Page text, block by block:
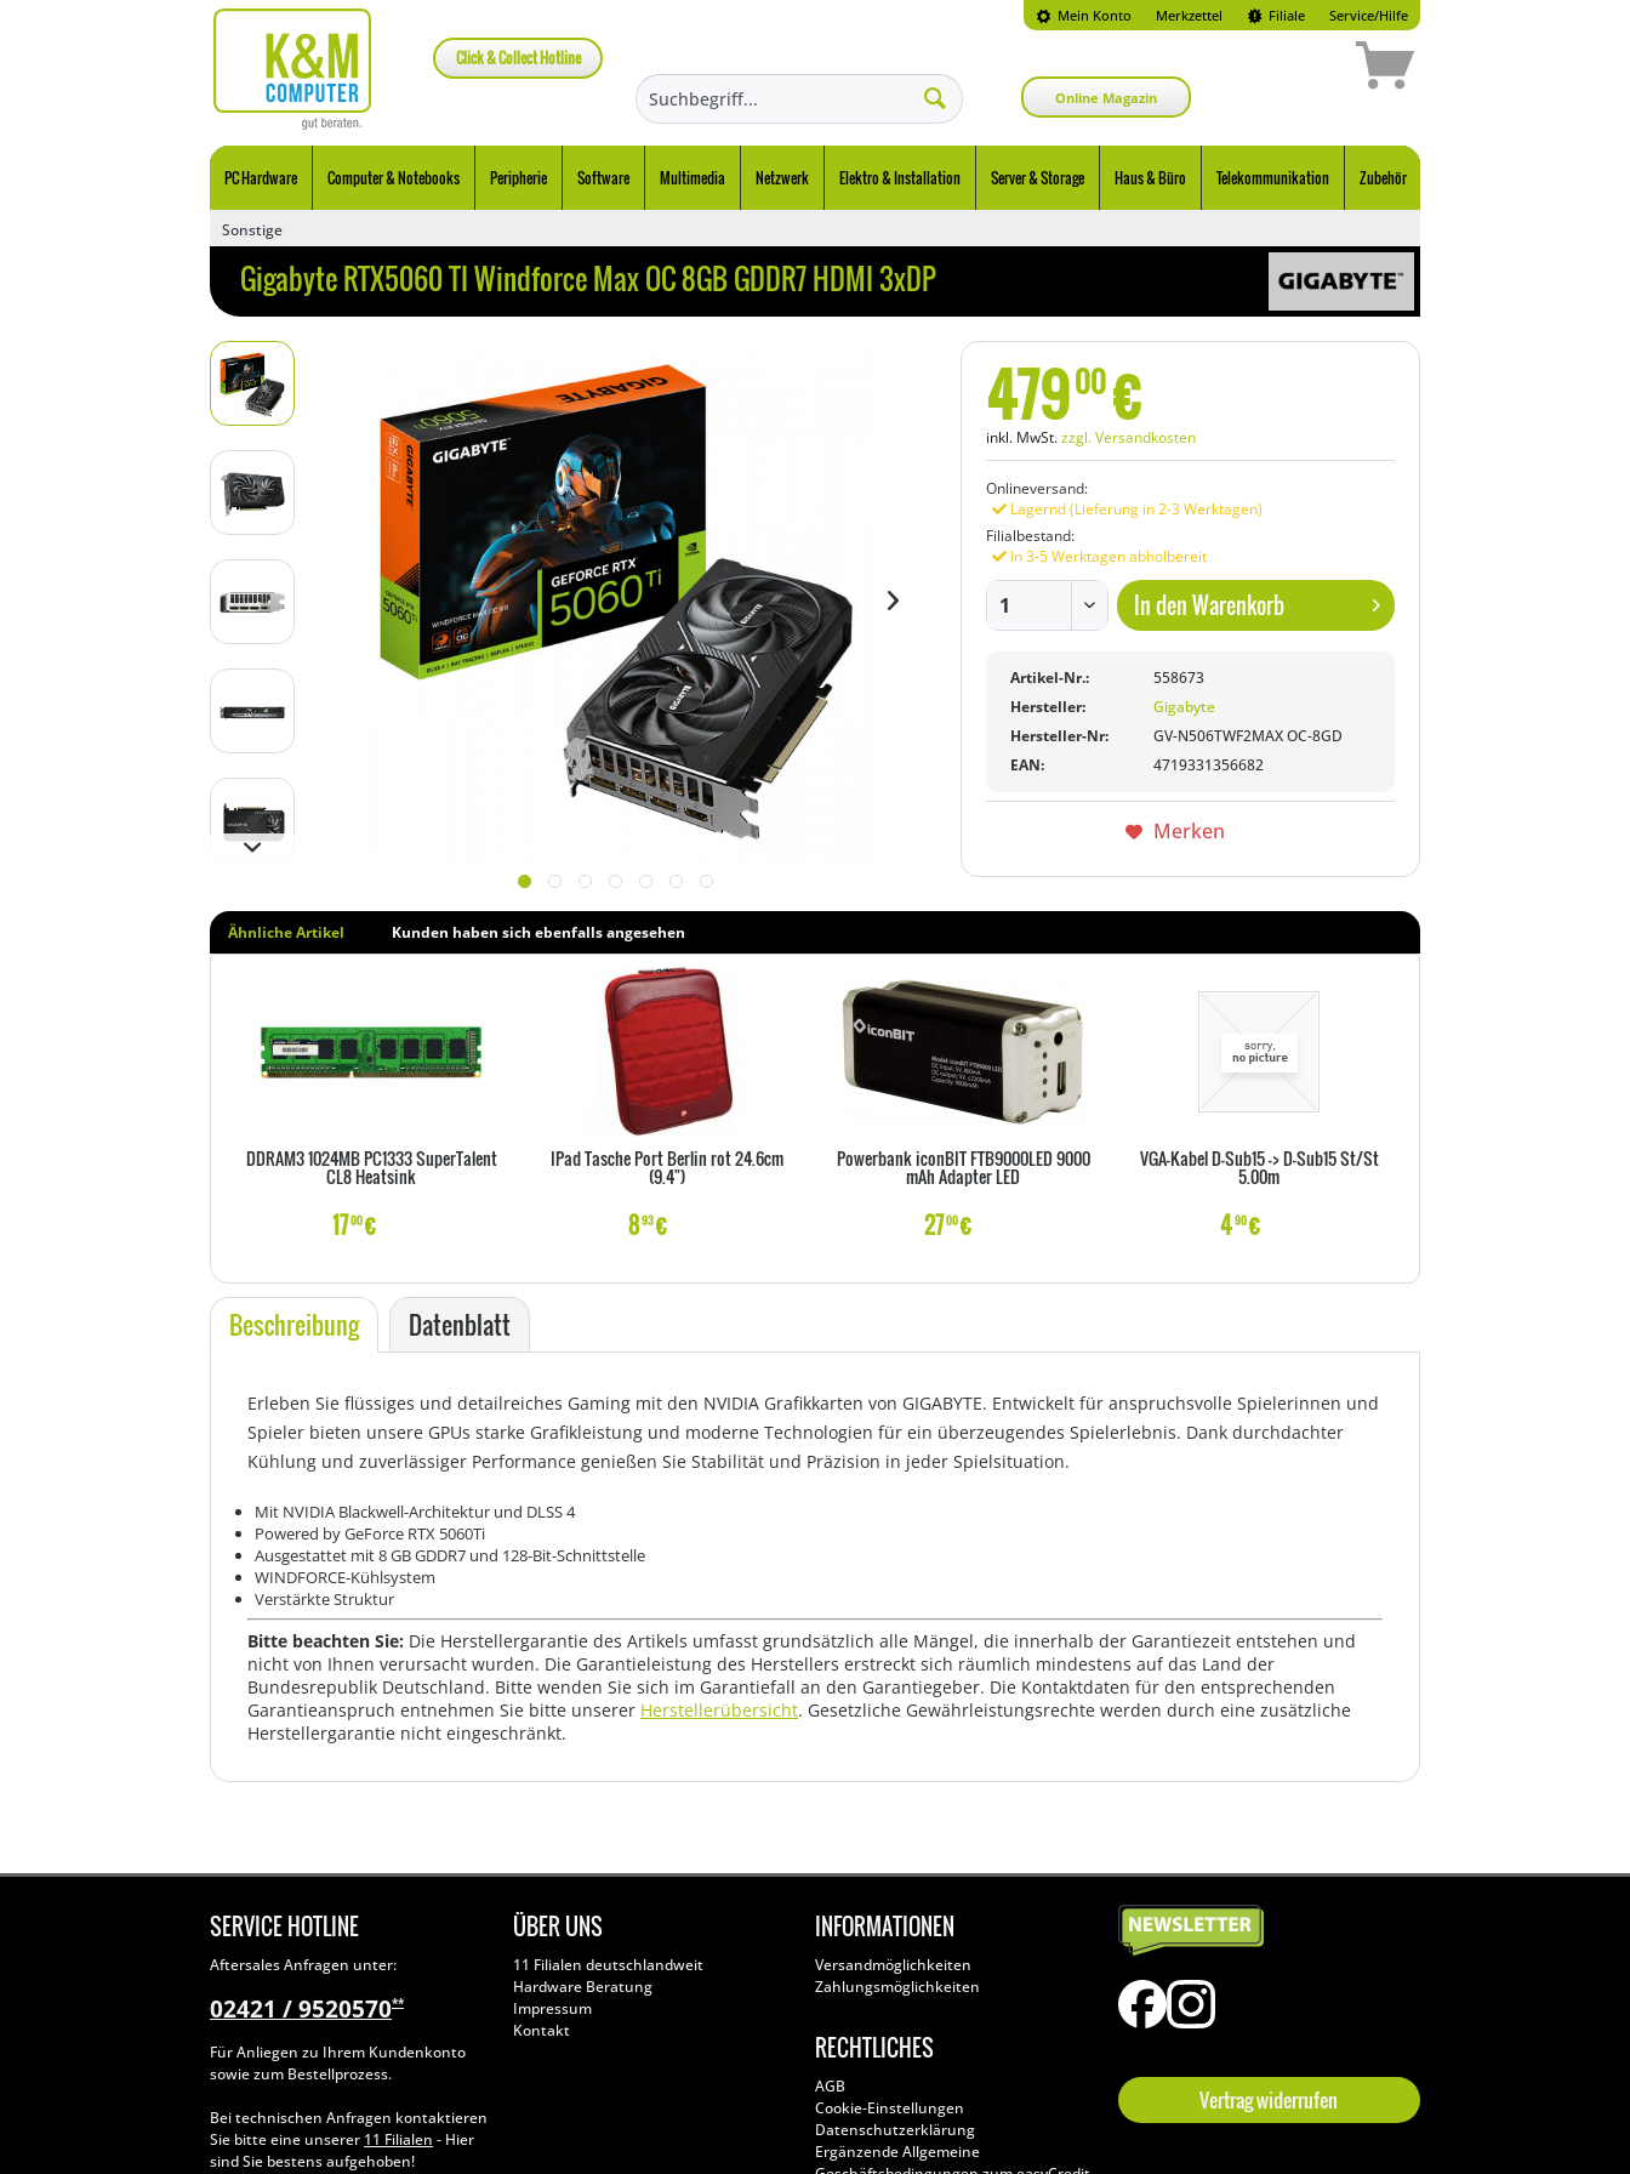
Mein Konto Merkzettel
Click & Collect Hotline
Filiale Service/Hilfe
Online Magazin
PC Hardware Computer & Notebooks Peripherie Software Multimedia Netzwerk Elektro & Installation Server & Storage Haus & Büro Telekommunikation Zubehör
Sonstige
Gigabyte RTX5060 TI Windforce Max OC 8GB GDDR7 HDMI 3xDP
47900€
inkl. MwSt.zzgl. Versandkosten
Onlineversand:
Lagernd (Lieferung in 2-3 Werktagen)
Filialbestand:
In 3-5 Werktagen abholbereit
In denWarenkorb
Artikel-Nr.:
558673
Hersteller:
Gigabyte
Hersteller-Nr:
GV-N506TWF2MAX OC-8GD
EAN:
4719331356682
Merken
Ähnliche Artikel Kunden haben sich ebenfalls angesehen
DDRAM3 1024MB PC1333 SuperTalent
CL8 Heatsink
1700€
IPad Tasche Port Berlin rot 24.6cm
(9.4")
893€
Powerbank iconBIT FTB9000LED 9000
mAh Adapter LED
2700€
VGA-Kabel D-Sub15 -> D-Sub15 St/St
5.00m
490€
Beschreibung Datenblatt
Erleben Sie flüssiges und detailreiches Gaming mit den NVIDIA Grafikkarten von GIGABYTE. Entwickelt für anspruchsvolle Spielerinnen und
Spieler bieten unsere GPUs starke Grafikleistung und moderne Technologien für ein überzeugendes Spielerlebnis. Dank durchdachter
Kühlung und zuverlässiger Performance genießen Sie Stabilität und Präzision in jeder Spielsituation.
Mit NVIDIA Blackwell-Architektur und DLSS 4
Powered by GeForce RTX 5060Ti
Ausgestattet mit 8 GB GDDR7 und 128-Bit-Schnittstelle
WINDFORCE-Kühlsystem
Verstärkte Struktur
Bitte beachten Sie: Die Herstellergarantie des Artikels umfasst grundsätzlich alle Mängel, die innerhalb der Garantiezeit entstehen und
nicht von Ihnen verursacht wurden. Die Garantieleistung des Herstellers erstreckt sich räumlich mindestens auf das Land der
Bundesrepublik Deutschland. Bitte wenden Sie sich im Garantiefall an den Garantiegeber. Die Kontaktdaten für den entsprechenden
Garantieanspruch entnehmen Sie bitte unserer Herstellerübersicht. Gesetzliche Gewährleistungsrechte werden durch eine zusätzliche
Herstellergarantie nicht eingeschränkt.
SERVICE HOTLINE
Aftersales Anfragen unter:
02421 / 9520570**
Für Anliegen zu Ihrem Kundenkonto
sowie zum Bestellprozess.
Bei technischen Anfragen kontaktieren
Sie bitte eine unserer 11 Filialen - Hier
sind Sie bestens aufgehoben!
ÜBER UNS
11 Filialen deutschlandweit
Hardware Beratung
Impressum
Kontakt
INFORMATIONEN
Versandmöglichkeiten
Zahlungsmöglichkeiten
RECHTLICHES
AGB
Cookie-Einstellungen
Datenschutzerklärung
Ergänzende Allgemeine
Vertrag widerrufen